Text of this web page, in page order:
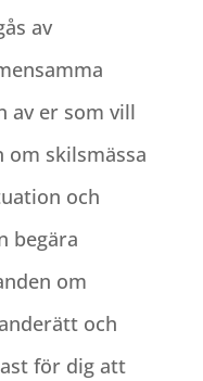
av
av er som vill
om skilsmässa
och
begära
om
och
för dig att